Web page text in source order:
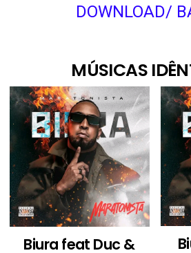
DOWNLOAD/
MÚSICAS
Biura feat Duc &